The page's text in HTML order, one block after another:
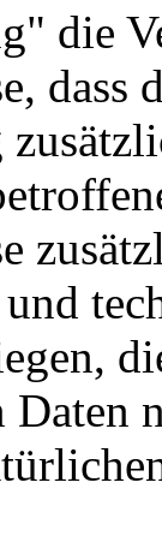
die
dass